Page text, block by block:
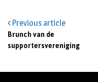
Previous article
Brunch van de
supportersvereniging